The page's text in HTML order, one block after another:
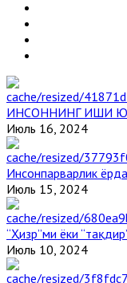
ИНСОННИНГ ИШИ
Июль 16, 2024
Инсонпарварлик
Июль 15, 2024
“Ҳизр”ми ёки
Июль 10, 2024